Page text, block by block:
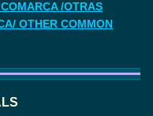
/OTRAS
OTHER COMMON